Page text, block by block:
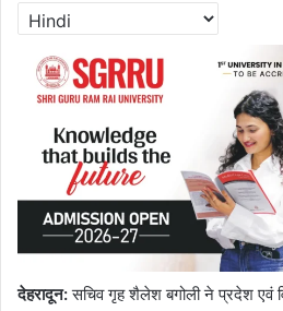
देहरादून:सचिव गृह शैलेश बगोली ने प्रदेश एवं